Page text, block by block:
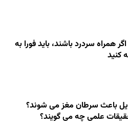
همراه سردرد باشند، باید فورا به
کنید
باعث سرطان مغز می شوند؟
علمی چه می گویند؟